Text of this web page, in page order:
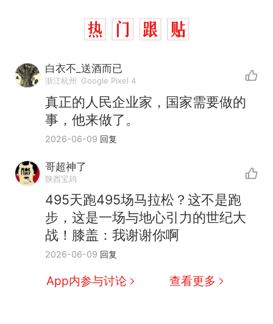
白衣不_送酒而已
浙江杭州 Google Pixel 4
真正的人民企业家，国家需要做的
事，他来做了。
2026-06-09 回复
哥超神了
陕西宝鸡
495天跑495场马拉松？这不是跑
步，这是一场与地心引力的世纪大
战！膝盖：我谢谢你啊
2026-06-09 回复
App内参与讨论 查看更多
么？
新
费大厨“全国小炒肉大王”称
号，仅凭视频评出？中国烹饪
协会回应
男子上山采菌偶然发现鸡枞菌
窝，原地守1天等它长大：挖了
140多朵
美国渔民钓获鲨鱼徒手将其拽